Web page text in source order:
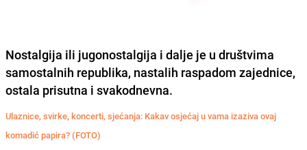
Nostalgija ili jugonostalgija i dalje je u društvima
samostalnih republika, nastalih raspadom zajednice,
ostala prisutna i svakodnevna.
Ulaznice, svirke, koncerti, sjećanja: Kakav osjećaj u vama izaziva ovaj
komadić papira? (FOTO)